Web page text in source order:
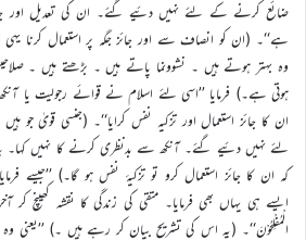
ضائع کرنے کے لئے نہیں دئیے گئے۔ ان کی تعدیل اور
ہے‘‘۔ (ان کو انصاف سے اور جائز جگہ پر استعمال کرنا
وہ بہتر ہوتے ہیں ۔ نشوونما پاتے ہیں ۔ بڑھتے ہیں ۔
ہوتی ہے۔) فرمایا ’’اسی لئے اسلام نے قوائے رجولیت یا
ان کا جائز استعمال اور تزکیہ نفس کرایا‘‘۔ (جنسی قویٰ جو
لئے نہیں دئیے گئے۔ آنکھ سے بدنظری کرنے کا نہیں کہا۔
ایسے ہی یہاں بھی فرمایا۔ متقی کی زندگی کا نقشہ کھینچ کر
الْمُفْلِحُوْنَ‘‘۔ (یہ اس کی تشریح بیان کر رہے ہیں ۔) ’’یعنی